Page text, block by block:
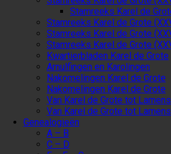
Stamreeks Karel de
Stamreeks Karel de Grote
Stamreeks Karel de Grote
Stamreeks Karel de Grote
Kwartierbladen Karel de Grote
Arnulfingen en Karolingen
Nakomelingen Karel de Grote
Nakomelingen Karel de Grote
Van Karel de Grote tot Lamens
Van Karel de Grote tot Lamens
Genealogieën
A – B
C – D